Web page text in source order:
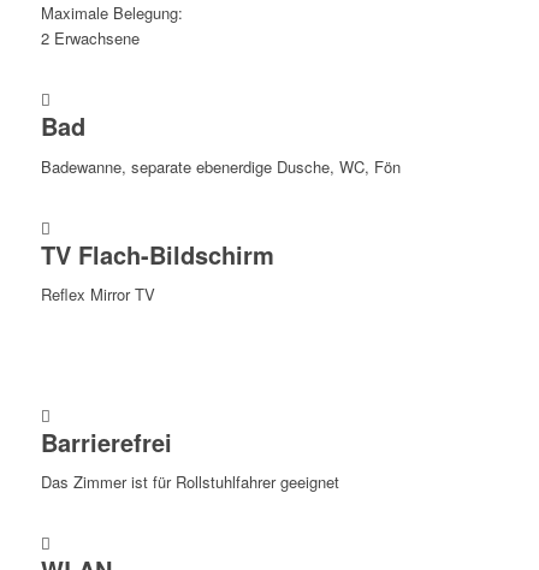
Maximale Belegung:
2 Erwachsene
Bad
Badewanne, separate ebenerdige Dusche, WC, Fön
TV Flach-Bildschirm
Reflex Mirror TV
Barrierefrei
Das Zimmer ist für Rollstuhlfahrer geeignet